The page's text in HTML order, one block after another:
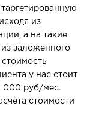
из
а на такие
заложенного
у нас стоит
000 руб/мес.
стоимости